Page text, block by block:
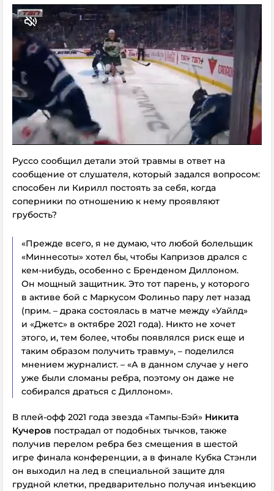
Руссо сообщил детали этой травмы в ответ на
сообщение от слушателя, который задался вопросом:
способен ли Кирилл постоять за себя, когда
соперники по отношению к нему проявляют
грубость?
«Прежде всего, я не думаю, что любой болельщик
«Миннесоты» хотел бы, чтобы Капризов дрался с
кем-нибудь, особенно с Бренденом Диллоном.
Он мощный защитник. Это тот парень, у которого
в активе бой с Маркусом Фолиньо пару лет назад
(прим. – драка состоялась в матче между «Уайлд»
и «Джетс» в октябре 2021 года). Никто не хочет
этого, и, тем более, чтобы появлялся риск еще и
таким образом получить травму», – поделился
мнением журналист. – «А в данном случае у него
уже были сломаны ребра, поэтому он даже не
собирался драться с Диллоном».
В плей-офф 2021 года звезда «Тампы-Бэй» Никита
Кучеров пострадал от подобных тычков, также
получив перелом ребра без смещения в шестой
игре финала конференции, а в финале Кубка Стэнли
он выходил на лед в специальной защите для
грудной клетки, предварительно получая инъекцию